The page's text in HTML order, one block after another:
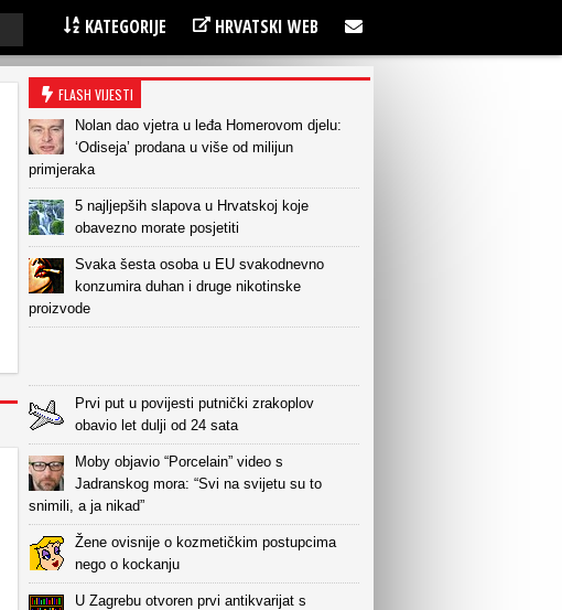
KATEGORIJE HRVATSKI WEB
FLASH VIJESTI
Nolan dao vjetra u leđa Homerovom djelu:
‘Odiseja’ prodana u više od milijun
primjeraka
5 najljepših slapova u Hrvatskoj koje
obavezno morate posjetiti
Svaka šesta osoba u EU svakodnevno
konzumira duhan i druge nikotinske
proizvode
Prvi put u povijesti putnički zrakoplov
obavio let dulji od 24 sata
Moby objavio “Porcelain” video s
Jadranskog mora: “Svi na svijetu su to
snimili, a ja nikad”
Žene ovisnije o kozmetičkim postupcima
nego o kockanju
U Zagrebu otvoren prvi antikvarijat s